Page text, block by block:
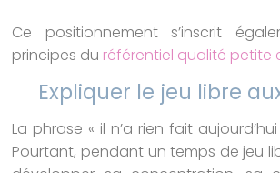
Ce positionnement s’inscrit
principes du référentiel qualité petite
Expliquer le jeu libre
La phrase « il n’a rien fait
Pourtant, pendant un temps de jeu